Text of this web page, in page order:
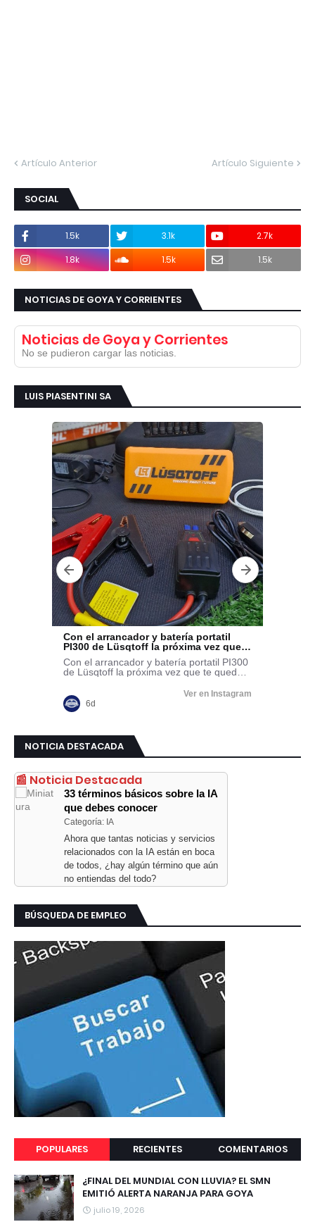
Artículo Anterior Artículo Siguiente
SOCIAL
1.5k 3.1k
2.7k
1.8k
1.5k 1.5k
NOTICIAS DE GOYA Y CORRIENTES
Noticias de Goya y Corrientes
No se pudieron cargar las noticias.
LUIS PIASENTINI SA
NOTICIA DESTACADA
📰 Noticia Destacada
33 términos básicos sobre la IA
que debes conocer
Categoría: IA
Ahora que tantas noticias y servicios
relacionados con la IA están en boca
de todos, ¿hay algún término que aún
no entiendas del todo?
BÚSQUEDA DE EMPLEO
POPULARES RECIENTES COMENTARIOS
¿FINAL DEL MUNDIAL CON LLUVIA? EL SMN
EMITIÓ ALERTA NARANJA PARA GOYA
julio 19, 2026